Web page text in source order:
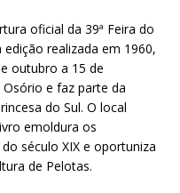
oficial da 39ª Feira do
realizada em 1960,
outubro a 15 de
e faz parte da
do Sul. O local
emoldura os
século XIX e oportuniza
de Pelotas.